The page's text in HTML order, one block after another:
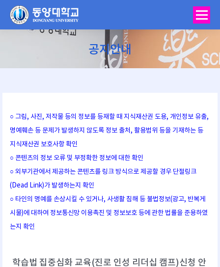
공지안내
You are here:
○ 그림, 사진, 저작물 등의 정보를 등재할 때 지식재산권 도용, 개인정보 유출,
명예훼손 등 문제가 발생하지 않도록 정보 출처, 활용범위 등을 기재하는 등
지식재산권 보호사항 확인
○ 콘텐츠의 정보 오류 및 부정확한 정보에 대한 확인
○ 외부기관에서 제공하는 콘텐츠를 링크 방식으로 제공할 경우 단절링크
(Dead Link)가 발생하는지 확인
○ 타인의 명예를 손상시킬 수 있거나, 사생활 침해 등 불법정보(광고, 반복게
시물)에 대하여 정보통신망 이용촉진 및 정보보호 등에 관한 법률을 준용하였
는지 확인
학습법 집중심화 교육(진로 인성 리더십 캠프)신청 안